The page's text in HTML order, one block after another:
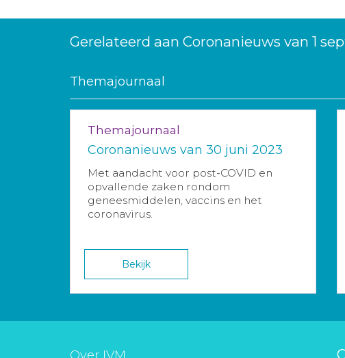
Gerelateerd aan Coronanieuws van 1
Themajournaal
Themajournaal
Coronanieuws van 30 juni 2023
Met aandacht voor post-COVID en
opvallende zaken rondom
geneesmiddelen, vaccins en het
coronavirus.
Bekijk